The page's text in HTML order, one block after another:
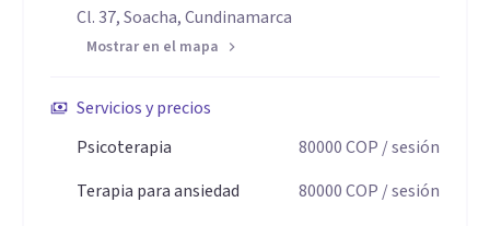
Cl. 37, Soacha, Cundinamarca
Mostrar en el mapa
Servicios y precios
Psicoterapia
80000COP / sesión
Terapia para ansiedad
80000COP / sesión